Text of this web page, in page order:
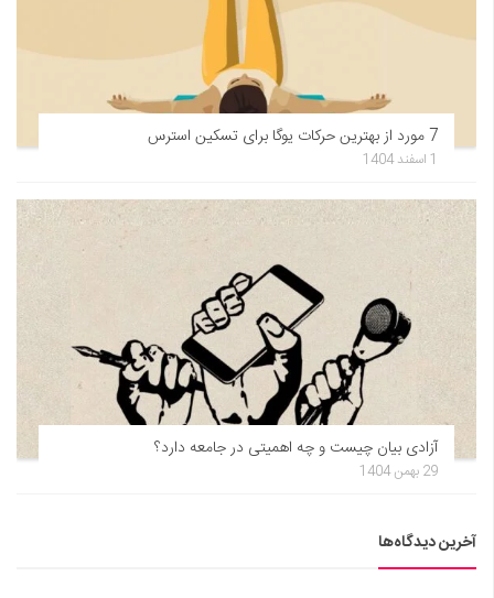
7 مورد از بهترین حرکات یوگا برای تسکین استرس
1 اسفند 1404
آزادی بیان چیست و چه اهمیتی در جامعه دارد؟
29 بهمن 1404
آخرین دیدگاه‌ها